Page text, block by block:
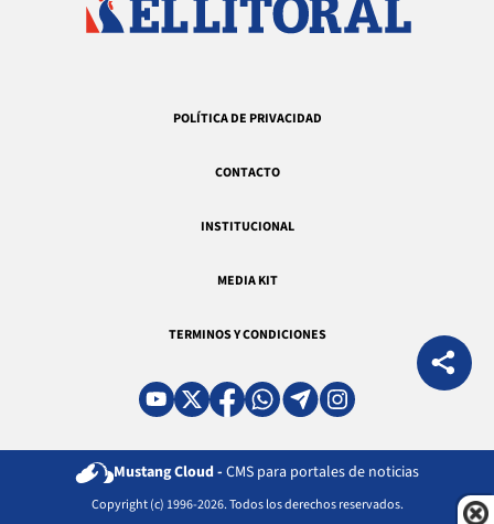
POLÍTICA DE PRIVACIDAD
CONTACTO
INSTITUCIONAL
MEDIA KIT
TERMINOS Y CONDICIONES
Mustang Cloud - CMS para portales de noticias
Copyright (c) 1996-2026. Todos los derechos reservados.